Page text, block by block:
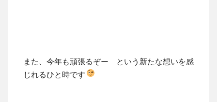
また、今年も頑張るぞー という新たな想いを感
じれるひと時です